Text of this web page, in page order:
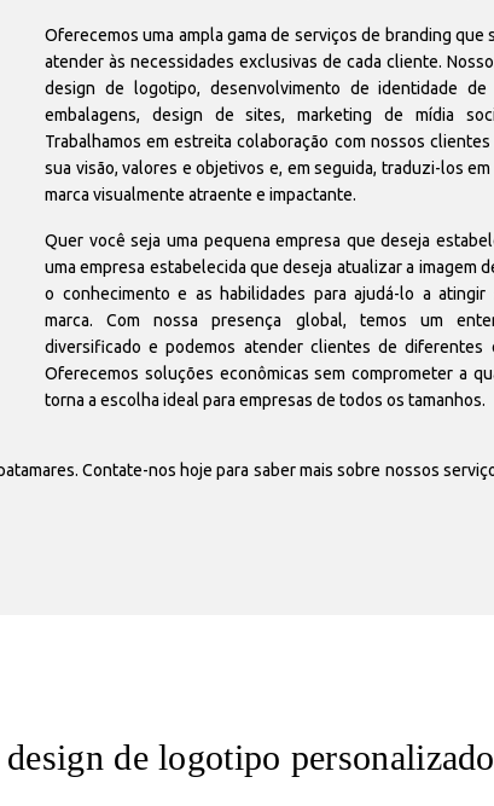
Oferecemos uma ampla gama de serviços de branding que
atender às necessidades exclusivas de cada cliente.
design de logotipo, desenvolvimento de identidade de
embalagens, design de sites, marketing de mídia
Trabalhamos em estreita colaboração com nossos
sua visão, valores e objetivos e, em seguida, traduzi-los
marca visualmente atraente e impactante.
Quer você seja uma pequena empresa que deseja
uma empresa estabelecida que deseja atualizar a imagem
o conhecimento e as habilidades para ajudá-lo a
marca. Com nossa presença global, temos um
diversificado e podemos atender clientes de diferentes
Oferecemos soluções econômicas sem comprometer a
torna a escolha ideal para empresas de todos os tamanhos.
Contate-nos hoje para saber mais sobre nossos
de logotipo personalizado